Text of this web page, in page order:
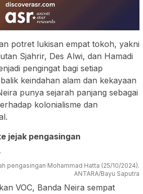
potret lukisan empat tokoh, yakni
Sjahrir, Des Alwi, dan Hamadi
pengingat bagi setiap
keindahan alam dan kekayaan
punya sejarah panjang sebagai
kolonialisme dan
jejak pengasingan
pengasingan Mohammad Hatta (25/10/2024).
ANTARA/Bayu Saputra
VOC, Banda Neira sempat